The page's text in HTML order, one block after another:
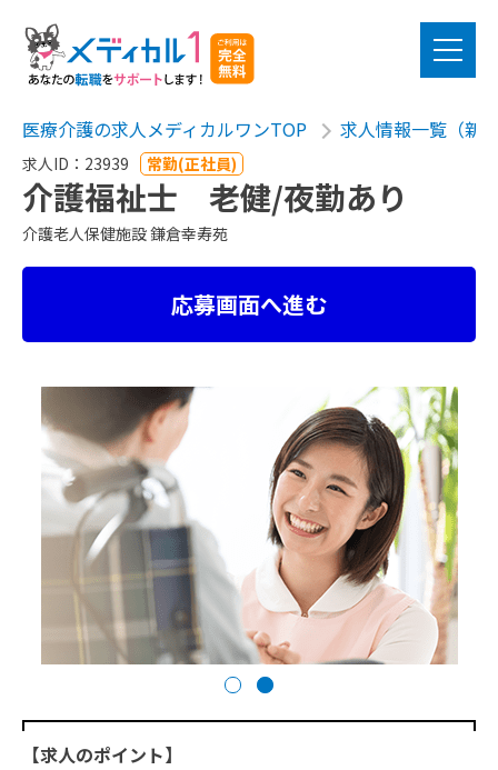
医療介護の求人メディカルワンTOP 求人情報一覧（新
求人ID：23939 常勤(正社員)
介護福祉士 老健/夜勤あり
介護老人保健施設 鎌倉幸寿苑
応募画面へ進む
【求人のポイント】